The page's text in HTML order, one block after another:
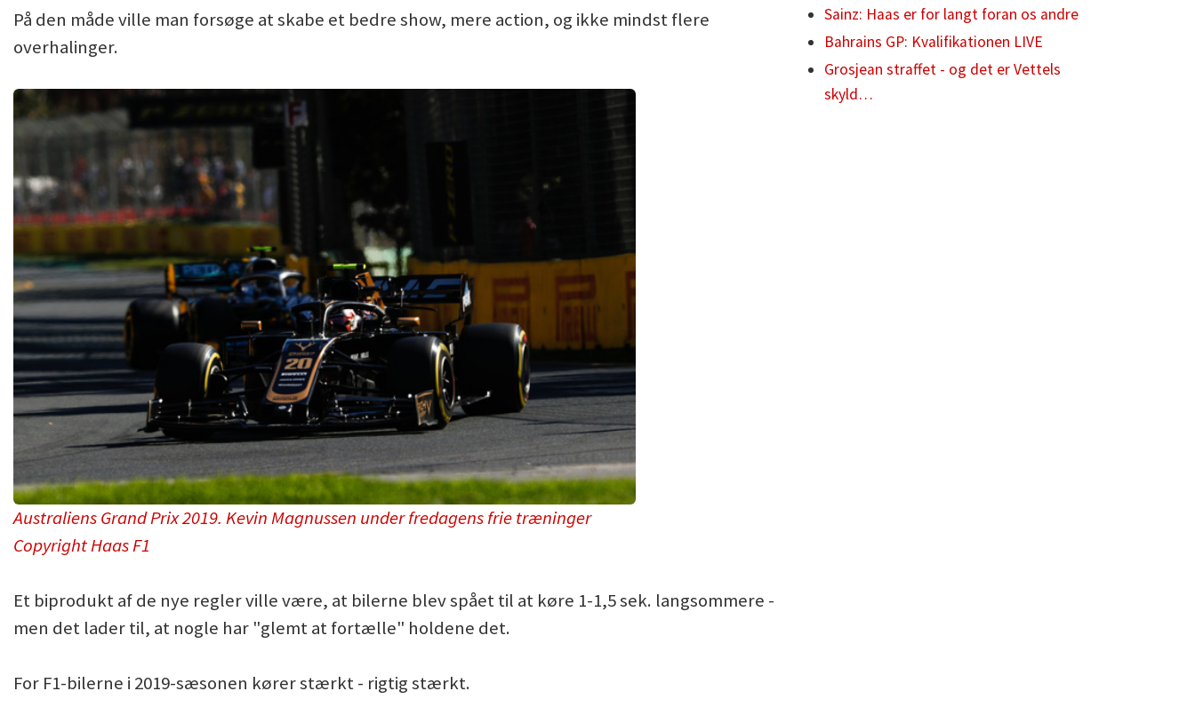
På den måde ville man forsøge at skabe et bedre show, mere action, og ikke mindst flere
overhalinger.
Australiens Grand Prix 2019. Kevin Magnussen under fredagens frie træninger
Copyright Haas F1
Et biprodukt af de nye regler ville være, at bilerne blev spået til at køre 1-1,5 sek. langsommere -
men det lader til, at nogle har "glemt at fortælle" holdene det.
For F1-bilerne i 2019-sæsonen kører stærkt - rigtig stærkt.
Sainz: Haas er for langt foran os andre
Bahrains GP: Kvalifikationen LIVE
Grosjean straffet - og det er Vettels
skyld…